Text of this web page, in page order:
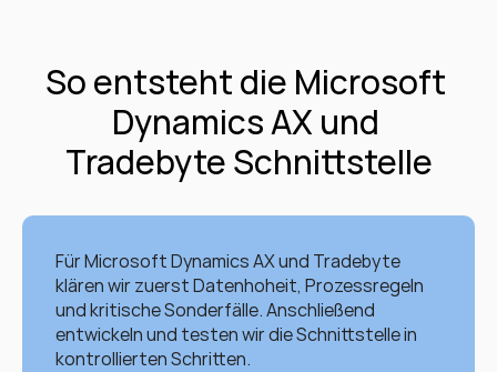
So entsteht die Microsoft
Dynamics AX und
Tradebyte Schnittstelle
Für Microsoft Dynamics AX und Tradebyte
klären wir zuerst Datenhoheit, Prozessregeln
und kritische Sonderfälle. Anschließend
entwickeln und testen wir die Schnittstelle in
kontrollierten Schritten.